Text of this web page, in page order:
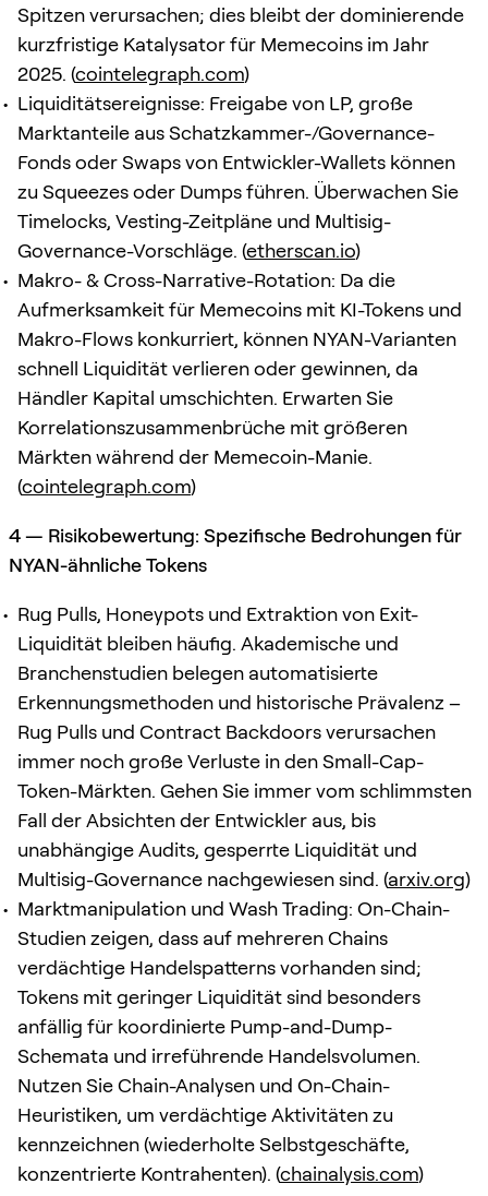
Spitzen verursachen; dies bleibt der dominierende
kurzfristige Katalysator für Memecoins im Jahr
2025. (cointelegraph.com)
Liquiditätsereignisse: Freigabe von LP, große
Marktanteile aus Schatzkammer-/Governance-
Fonds oder Swaps von Entwickler-Wallets können
zu Squeezes oder Dumps führen. Überwachen Sie
Timelocks, Vesting-Zeitpläne und Multisig-
Governance-Vorschläge. (etherscan.io)
Makro- & Cross-Narrative-Rotation: Da die
Aufmerksamkeit für Memecoins mit KI-Tokens und
Makro-Flows konkurriert, können NYAN-Varianten
schnell Liquidität verlieren oder gewinnen, da
Händler Kapital umschichten. Erwarten Sie
Korrelationszusammenbrüche mit größeren
Märkten während der Memecoin-Manie.
(cointelegraph.com)
4 — Risikobewertung: Spezifische Bedrohungen für
NYAN-ähnliche Tokens
Rug Pulls, Honeypots und Extraktion von Exit-
Liquidität bleiben häufig. Akademische und
Branchenstudien belegen automatisierte
Erkennungsmethoden und historische Prävalenz –
Rug Pulls und Contract Backdoors verursachen
immer noch große Verluste in den Small-Cap-
Token-Märkten. Gehen Sie immer vom schlimmsten
Fall der Absichten der Entwickler aus, bis
unabhängige Audits, gesperrte Liquidität und
Multisig-Governance nachgewiesen sind. (arxiv.org)
Marktmanipulation und Wash Trading: On-Chain-
Studien zeigen, dass auf mehreren Chains
verdächtige Handelspatterns vorhanden sind;
Tokens mit geringer Liquidität sind besonders
anfällig für koordinierte Pump-and-Dump-
Schemata und irreführende Handelsvolumen.
Nutzen Sie Chain-Analysen und On-Chain-
Heuristiken, um verdächtige Aktivitäten zu
kennzeichnen (wiederholte Selbstgeschäfte,
konzentrierte Kontrahenten). (chainalysis.com)